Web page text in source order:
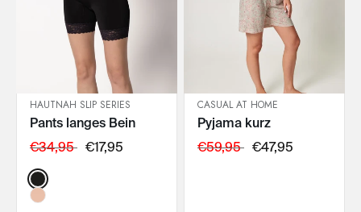
IN DEN WARENKORB
HAUTNAH SLIP SERIES
Pants langes Bein
€34,95 €17,95
Color:
IN DEN WARENKORB
CASUAL AT HOME
Pyjama kurz
€59,95 €47,95